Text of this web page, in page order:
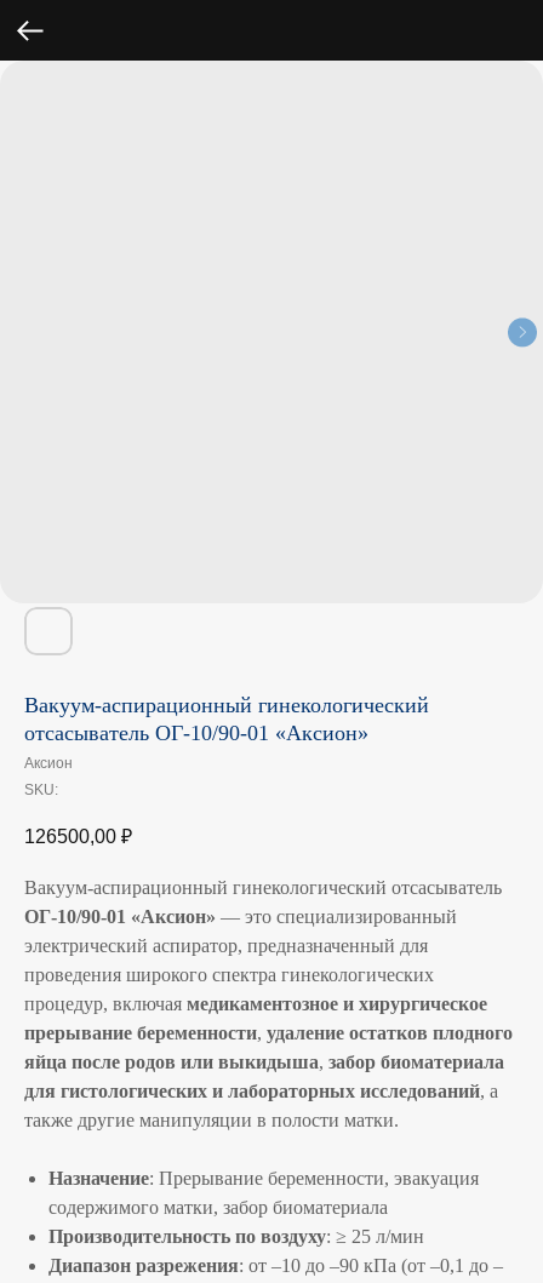
Вакуум-аспирационный гинекологический
отсасыватель ОГ-10/90-01 «Аксион»
Аксион
SKU:
126500,00 ₽
Вакуум-аспирационный гинекологический отсасыватель
ОГ-10/90-01 «Аксион» — это специализированный
электрический аспиратор, предназначенный для
проведения широкого спектра гинекологических
процедур, включая медикаментозное и хирургическое
прерывание беременности, удаление остатков плодного
яйца после родов или выкидыша, забор биоматериала
для гистологических и лабораторных исследований, а
также другие манипуляции в полости матки.
Назначение: Прерывание беременности, эвакуация
содержимого матки, забор биоматериала
Производительность по воздуху: ≥ 25 л/мин
Диапазон разрежения: от –10 до –90 кПа (от –0,1 до –